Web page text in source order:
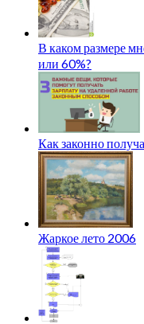
В каком размере
или 60%?
Как законно
Жаркое лето 2006